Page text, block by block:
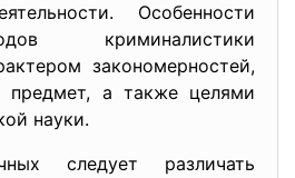
Особенности
криминалистики
закономерностей,
предмет, а также целями
науки.
следует различать